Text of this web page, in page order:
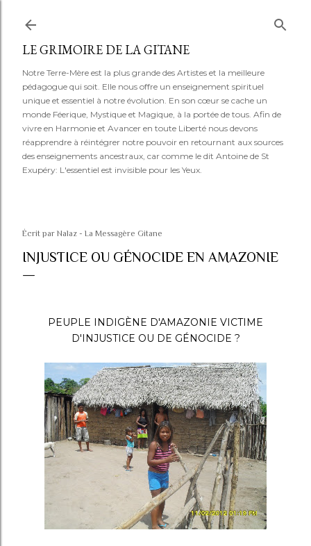
LE GRIMOIRE DE LA GITANE
Notre Terre-Mère est la plus grande des Artistes et la meilleure
pédagogue qui soit. Elle nous offre un enseignement spirituel
unique et essentiel à notre évolution. En son cœur se cache un
monde Féerique, Mystique et Magique, à la portée de tous. Afin de
vivre en Harmonie et Avancer en toute Liberté nous devons
réapprendre à réintégrer notre pouvoir en retournant aux sources
des enseignements ancestraux, car comme le dit Antoine de St
Exupéry: L'essentiel est invisible pour les Yeux.
Écrit par Nalaz - La Messagère Gitane
INJUSTICE OU GÉNOCIDE EN AMAZONIE
PEUPLE INDIGÈNE D'AMAZONIE VICTIME
D'INJUSTICE OU DE GÉNOCIDE ?